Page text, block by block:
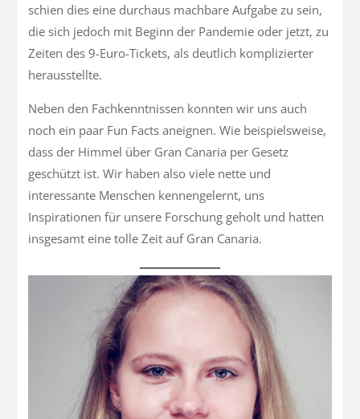
schien dies eine durchaus machbare Aufgabe zu sein,
die sich jedoch mit Beginn der Pandemie oder jetzt, zu
Zeiten des 9-Euro-Tickets, als deutlich komplizierter
herausstellte.
Neben den Fachkenntnissen konnten wir uns auch
noch ein paar Fun Facts aneignen. Wie beispielsweise,
dass der Himmel über Gran Canaria per Gesetz
geschützt ist. Wir haben also viele nette und
interessante Menschen kennengelernt, uns
Inspirationen für unsere Forschung geholt und hatten
insgesamt eine tolle Zeit auf Gran Canaria.